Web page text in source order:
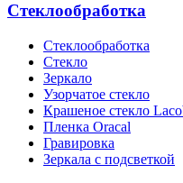
Стеклообработка
Стеклообработка
Стекло
Зеркало
Узорчатое стекло
Крашеное стекло
Пленка Oracal
Гравировка
Зеркала с подсветкой